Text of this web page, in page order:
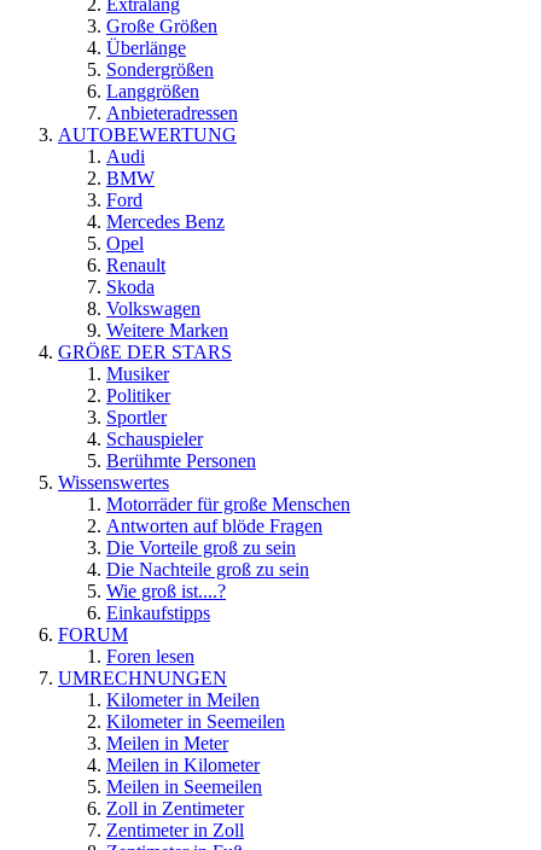
Große Größen
Überlänge
Sondergrößen
Langgrößen
Anbieteradressen
AUTOBEWERTUNG
Audi
BMW
Ford
Mercedes Benz
Opel
Renault
Skoda
Volkswagen
Weitere Marken
GRÖßE DER STARS
Musiker
Politiker
Sportler
Schauspieler
Berühmte Personen
Wissenswertes
Motorräder für große Menschen
Antworten auf blöde Fragen
Die Vorteile groß zu sein
Die Nachteile groß zu sein
Wie groß ist....?
Einkaufstipps
FORUM
Foren lesen
UMRECHNUNGEN
Kilometer in Meilen
Kilometer in Seemeilen
Meilen in Meter
Meilen in Kilometer
Meilen in Seemeilen
Zoll in Zentimeter
Zentimeter in Zoll